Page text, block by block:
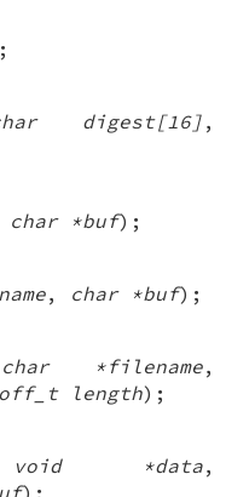
digest[16] ,
char *buf);
, char *buf);
*filename,
off_t length);
*data,
);